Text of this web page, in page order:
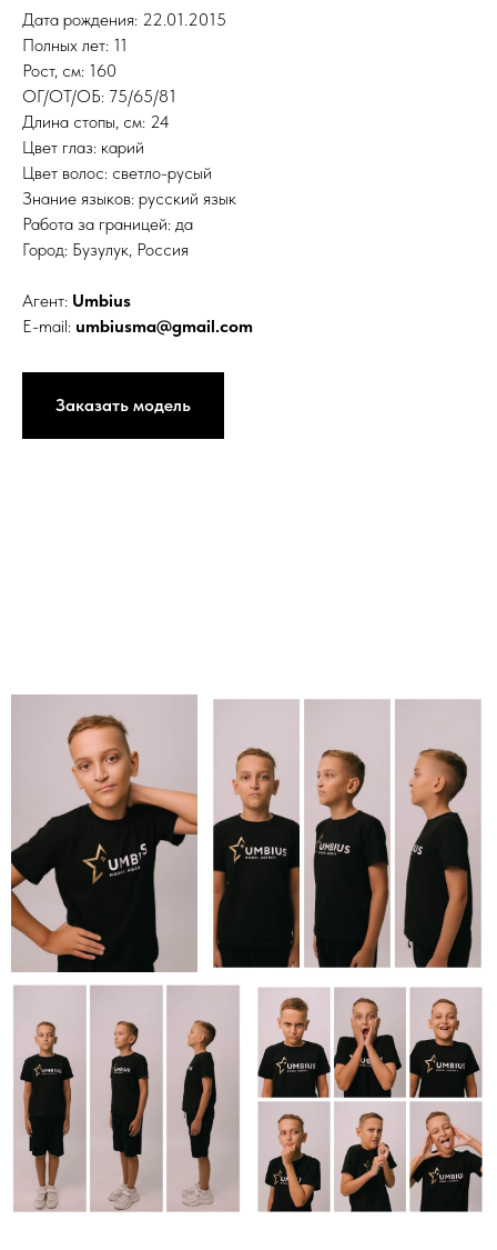
Дата рождения: 22.01.2015
Полных лет: 11
Рост, см: 160
ОГ/ОТ/ОБ: 75/65/81
Длина стопы, см: 24
Цвет глаз: карий
Цвет волос: светло-русый
Знание языков: русский язык
Работа за границей: да
Город: Бузулук, Россия
Агент: Umbius
E-mail: umbiusma@gmail.com
Заказать модель